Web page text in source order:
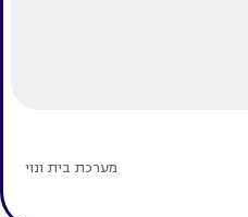
מערכת בית ונוי